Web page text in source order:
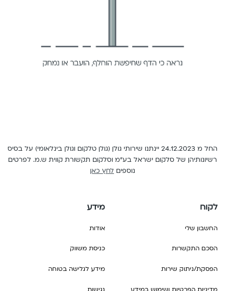
החל מ 24.12.2023 יינתנו שירותי גולן (גולן טלקום וגולן בינלאומי) על בסיס
רשיונותיהן של סלקום ישראל בע"מ וסלקום תקשורת קווית ש.מ. לפרטים
נוספים לחץ כאן
לקוח
החשבון שלי
הסכם התקשרות
הפסקת/ניתוק שירות
מדיניות הפרטיות ושימוש במידע
מידע
אודות
כניסת משווק
מידע לגלישה בטוחה
נגישות